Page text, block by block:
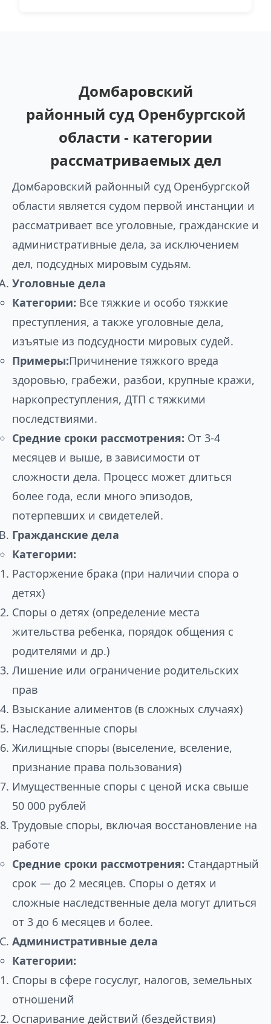
Домбаровский
районный суд Оренбургской
области - категории
рассматриваемых дел
Домбаровский районный суд Оренбургской
области является судом первой инстанции и
рассматривает все уголовные, гражданские и
административные дела, за исключением
дел, подсудных мировым судьям.
Уголовные дела
Категории: Все тяжкие и особо тяжкие
преступления, а также уголовные дела,
изъятые из подсудности мировых судей.
Примеры:Причинение тяжкого вреда
здоровью, грабежи, разбои, крупные кражи,
наркопреступления, ДТП с тяжкими
последствиями.
Средние сроки рассмотрения: От 3-4
месяцев и выше, в зависимости от
сложности дела. Процесс может длиться
более года, если много эпизодов,
потерпевших и свидетелей.
Гражданские дела
Категории:
Расторжение брака (при наличии спора о
детях)
Споры о детях (определение места
жительства ребенка, порядок общения с
родителями и др.)
Лишение или ограничение родительских
прав
Взыскание алиментов (в сложных случаях)
Наследственные споры
Жилищные споры (выселение, вселение,
признание права пользования)
Имущественные споры с ценой иска свыше
50 000 рублей
Трудовые споры, включая восстановление на
работе
Средние сроки рассмотрения: Стандартный
срок — до 2 месяцев. Споры о детях и
сложные наследственные дела могут длиться
от 3 до 6 месяцев и более.
Административные дела
Категории:
Споры в сфере госуслуг, налогов, земельных
отношений
Оспаривание действий (бездействия)